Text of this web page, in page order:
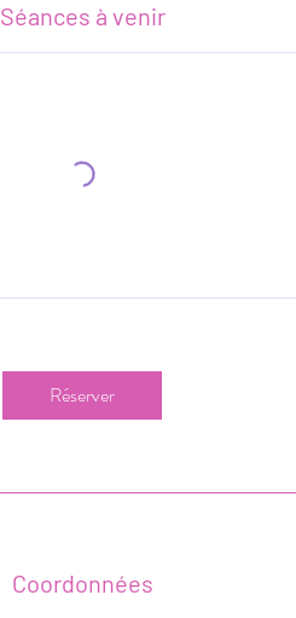
Séances à venir
Réserver
Coordonnées